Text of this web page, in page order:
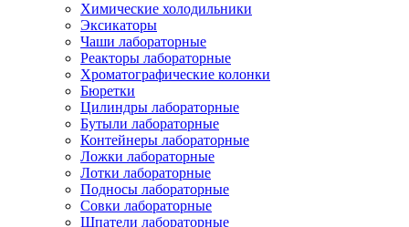
Химические холодильники
Эксикаторы
Чаши лабораторные
Реакторы лабораторные
Хроматографические колонки
Бюретки
Цилиндры лабораторные
Бутыли лабораторные
Контейнеры лабораторные
Ложки лабораторные
Лотки лабораторные
Подносы лабораторные
Совки лабораторные
Шпатели лабораторные